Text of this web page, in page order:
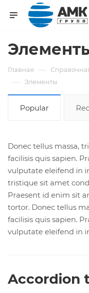
Главная —
— Элементы
Popular
Donec tellus massa,
facilisis quis sapien.
vulputate eleifend in
tristique sit amet
Praesent id enim sit
tortor. Donec tellus
facilisis quis sapien.
vulputate eleifend in
Accordion